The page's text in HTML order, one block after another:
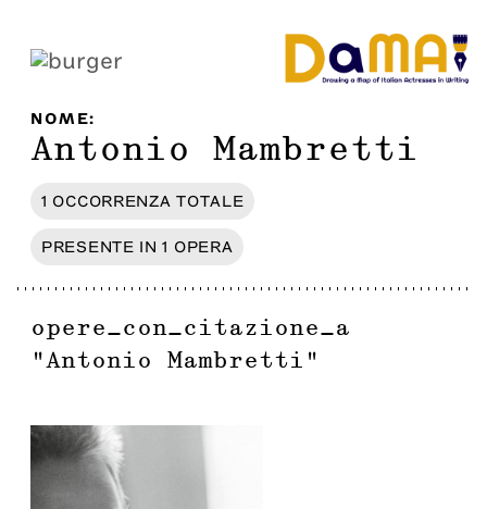
NOME:
Antonio Mambretti
1 OCCORRENZA TOTALE
PRESENTE IN 1 OPERA
opere_con_citazione_a
"Antonio Mambretti "